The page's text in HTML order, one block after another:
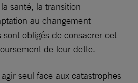
santé, la transition
au changement
obligés de consacrer cet
de leur dette.
seul face aux catastrophes